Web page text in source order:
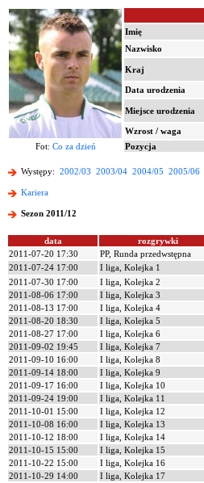
Imię
Nazwisko
Kraj
Data urodzenia
Miejsce urodzenia
Wzrost / waga
Fot: Co za dzień Pozycja
Występy: 2002/03 2003/04 2004/05 2005/06
Kariera
Sezon 2011/12
data rozgrywki
2011-07-20 17:30
PP, Runda przedwstępna
2011-07-24 17:00
I liga, Kolejka 1
2011-07-30 17:00
I liga, Kolejka 2
2011-08-06 17:00
I liga, Kolejka 3
2011-08-13 17:00
I liga, Kolejka 4
2011-08-20 18:30
I liga, Kolejka 5
2011-08-27 17:00
I liga, Kolejka 6
2011-09-02 19:45
I liga, Kolejka 7
2011-09-10 16:00
I liga, Kolejka 8
2011-09-14 18:00
I liga, Kolejka 9
2011-09-17 16:00
I liga, Kolejka 10
2011-09-24 19:00
I liga, Kolejka 11
2011-10-01 15:00
I liga, Kolejka 12
2011-10-08 16:00
I liga, Kolejka 13
2011-10-12 18:00
I liga, Kolejka 14
2011-10-15 15:00
I liga, Kolejka 15
2011-10-22 15:00
I liga, Kolejka 16
2011-10-29 14:00
I liga, Kolejka 17